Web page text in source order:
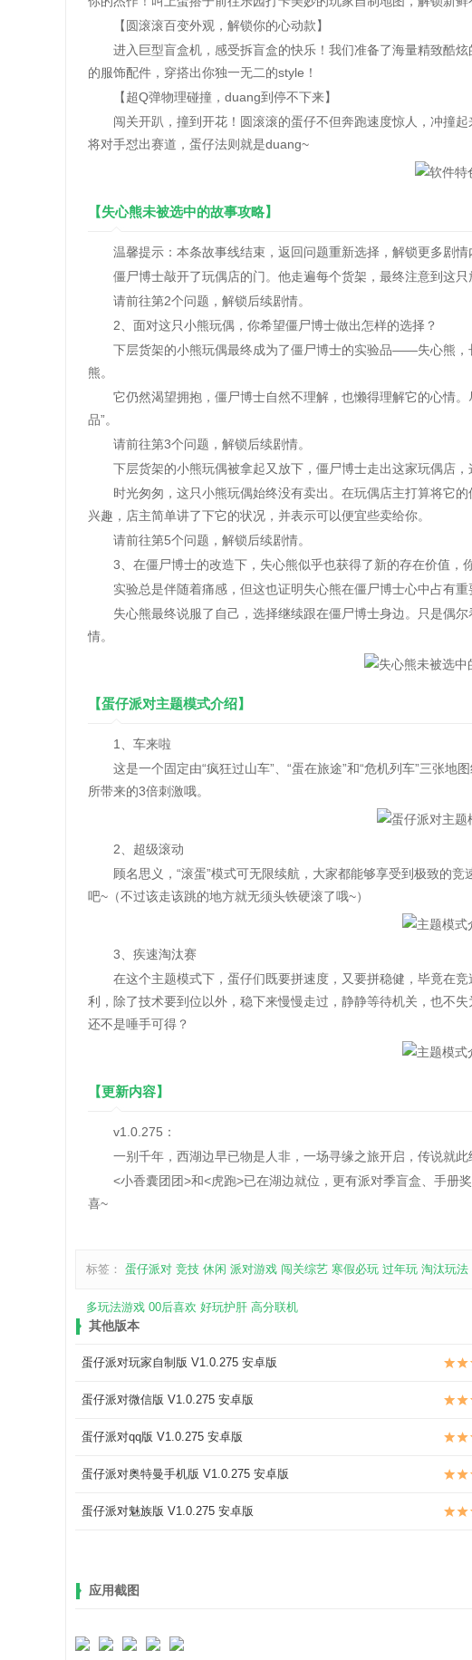
【圆滚滚百变外观，解锁你的心动款】
进入巨型盲盒机，感受拆盲盒的快乐！我们准备了海量精致酷炫
的服饰配件，穿搭出你独一无二的style！
【超Q弹物理碰撞，duang到停不下来】
闯关开趴，撞到开花！圆滚滚的蛋仔不但奔跑速度惊人，冲撞起
将对手怼出赛道，蛋仔法则就是duang~
【失心熊未被选中的故事攻略】
温馨提示：本条故事线结束，返回问题重新选择，解锁更多剧情
僵尸博士敲开了玩偶店的门。他走遍每个货架，最终注意到这只
请前往第2个问题，解锁后续剧情。
2、面对这只小熊玩偶，你希望僵尸博士做出怎样的选择？
下层货架的小熊玩偶最终成为了僵尸博士的实验品——失心熊，
熊。
它仍然渴望拥抱，僵尸博士自然不理解，也懒得理解它的心情。
品”。
请前往第3个问题，解锁后续剧情。
下层货架的小熊玩偶被拿起又放下，僵尸博士走出这家玩偶店，
时光匆匆，这只小熊玩偶始终没有卖出。在玩偶店主打算将它的
兴趣，店主简单讲了下它的状况，并表示可以便宜些卖给你。
请前往第5个问题，解锁后续剧情。
3、在僵尸博士的改造下，失心熊似乎也获得了新的存在价值，
实验总是伴随着痛感，但这也证明失心熊在僵尸博士心中占有重
失心熊最终说服了自己，选择继续跟在僵尸博士身边。只是偶尔
情。
【蛋仔派对主题模式介绍】
1、车来啦
这是一个固定由“疯狂过山车”、“蛋在旅途”和“危机列车”三张地
所带来的3倍刺激哦。
2、超级滚动
顾名思义，“滚蛋”模式可无限续航，大家都能够享受到极致的竞
吧~（不过该走该跳的地方就无须头铁硬滚了哦~）
3、疾速淘汰赛
在这个主题模式下，蛋仔们既要拼速度，又要拼稳健，毕竟在竞
利，除了技术要到位以外，稳下来慢慢走过，静静等待机关，也不
还不是唾手可得？
【更新内容】
v1.0.275：
一别千年，西湖边早已物是人非，一场寻缘之旅开启，传说就
<小香囊团团>和<虎跑>已在湖边就位，更有派对季盲盒、手册
喜~
标签： 蛋仔派对 竞技 休闲 派对游戏 闯关综艺 寒假必玩 过年玩 淘汰玩法
多玩法游戏 00后喜欢 好玩护肝 高分联机
其他版本
蛋仔派对玩家自制版 V1.0.275 安卓版
蛋仔派对微信版 V1.0.275 安卓版
蛋仔派对qq版 V1.0.275 安卓版
蛋仔派对奥特曼手机版 V1.0.275 安卓版
蛋仔派对魅族版 V1.0.275 安卓版
应用截图